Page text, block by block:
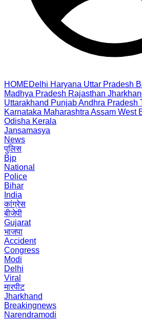
HOMEDelhi Haryana Uttar Pradesh
Madhya Pradesh Rajasthan
Uttarakhand PunjabAndhra Pradesh
Karnataka Maharashtra Assam West
Odisha Kerala
Jansamasya
News
पुलिस
Bjp
National
Police
Bihar
India
कांग्रेस
बीजेपी
Gujarat
भाजपा
Accident
Congress
Modi
Delhi
Viral
मारपीट
Jharkhand
Breakingnews
Narendramodi